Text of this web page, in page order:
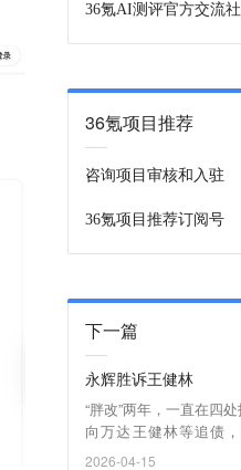
36氪AI测评官方交流
36氪项目推荐
咨询项目审核和入驻
36氪项目推荐订阅号
下一篇
永辉胜诉王健林
“胖改”两年，一直在四
向万达王健林等追债
胜，这笔超38亿元的欠
2026-04-15